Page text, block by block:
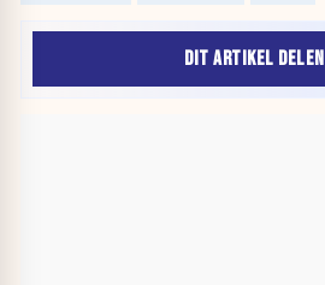
DIT ARTIKEL DELEN